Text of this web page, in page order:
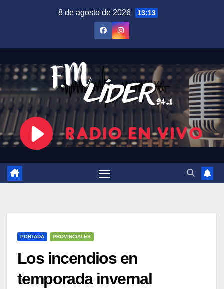
8 de agosto de 2026 13:13
PORTADA PROVINCIALES
Los incendios en
temporada invernal